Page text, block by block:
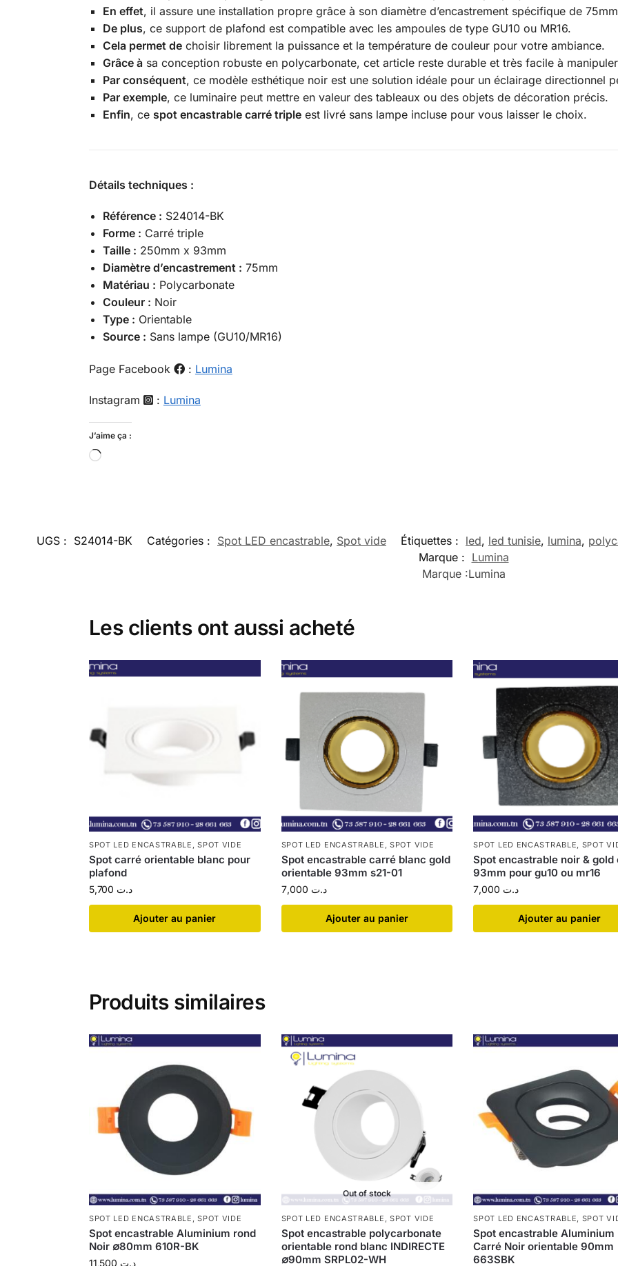
En effet, il assure une installation propre grâce à son diamètre d’encastrement spécifique de
De plus, ce support de plafond est compatible avec les ampoules de type GU10 ou MR16.
Cela permet dechoisir librement la puissance et la température de couleur pour votre ambiance.
Grâce àsa conception robuste en polycarbonate, cet article reste durable et très facile à
Par conséquent, ce modèle esthétique noir est une solution idéale pour un éclairage directionnel
Par exemple, ce luminaire peut mettre en valeur des tableaux ou des objets de décoration précis.
Enfin, ce spot encastrable carré tripleest livré sans lampe incluse pour vous laisser le choix.
Détails techniques :
Référence : S24014-BK
Forme : Carré triple
Taille : 250mm x 93mm
Diamètre d’encastrement : 75mm
Matériau : Polycarbonate
Couleur : Noir
Type : Orientable
Source : Sans lampe (GU10/MR16)
Page Facebook : Lumina
Instagram : Lumina
J’aime ça :
UGS : S24014-BK Catégories : Spot LED encastrable, Spot vide Étiquettes : led, led tunisie, lumina,
Marque : Lumina
Marque :Lumina
Les clients ont aussi acheté
SPOT LED ENCASTRABLE ,SPOT VIDE
Spot carré orientable blanc pour
plafond
د.ت
Ajouter au panier
SPOT LED ENCASTRABLE SPOT VIDE
Spot encastrable carré blanc gold
orientable 93mm s21-01
د.ت
Ajouter au panier
SPOT LED ENCASTRABLE SPOT
Spot encastrable noir & gold
93mm pour gu10 ou mr16
د.ت
Ajouter au panier
Produits similaires
SPOT LED ENCASTRABLE ,SPOT VIDE
Spot encastrable Aluminium rond
Noir ∅80mm 610R-BK
د.ت
Out of stock
SPOT LED ENCASTRABLE , SPOT VIDE
Spot encastrable polycarbonate
orientable rond blanc INDIRECTE
∅90mm SRPL02-WH
SPOT LED ENCASTRABLE, SPOT
Spot encastrable Aluminium
Carré Noir orientable 90mm
663SBK